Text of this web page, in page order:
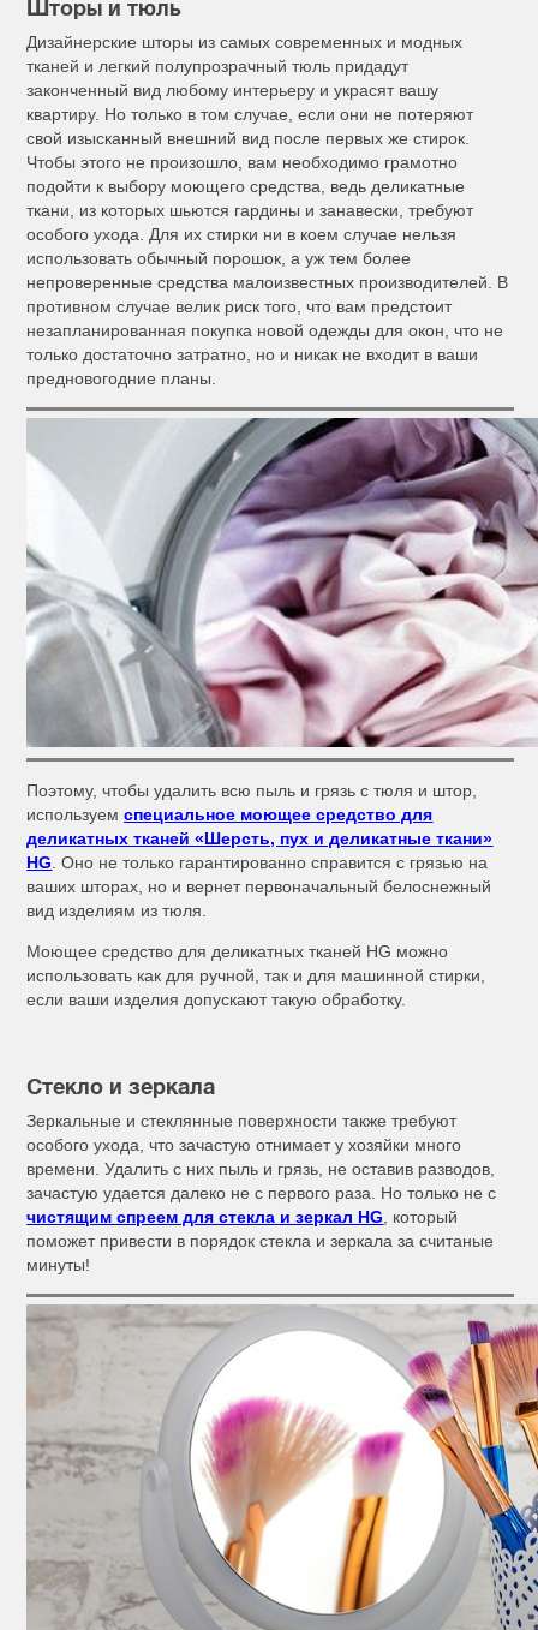
Шторы и тюль
Дизайнерские шторы из самых современных и модных
тканей и легкий полупрозрачный тюль придадут
законченный вид любому интерьеру и украсят вашу
квартиру. Но только в том случае, если они не потеряют
свой изысканный внешний вид после первых же стирок.
Чтобы этого не произошло, вам необходимо грамотно
подойти к выбору моющего средства, ведь деликатные
ткани, из которых шьются гардины и занавески, требуют
особого ухода. Для их стирки ни в коем случае нельзя
использовать обычный порошок, а уж тем более
непроверенные средства малоизвестных производителей. В
противном случае велик риск того, что вам предстоит
незапланированная покупка новой одежды для окон, что не
только достаточно затратно, но и никак не входит в ваши
предновогодние планы.
Поэтому, чтобы удалить всю пыль и грязь с тюля и штор,
используемспециальное моющее средство для
деликатных тканей «Шерсть, пух и деликатные ткани»
HG . Оно не только гарантированно справится с грязью на
ваших шторах, но и вернет первоначальный белоснежный
вид изделиям из тюля.
Моющее средство для деликатных тканей HG можно
использовать как для ручной, так и для машинной стирки,
если ваши изделия допускают такую обработку.
Стекло и зеркала
Зеркальные и стеклянные поверхности также требуют
особого ухода, что зачастую отнимает у хозяйки много
времени. Удалить с них пыль и грязь, не оставив разводов,
зачастую удается далеко не с первого раза. Но только не с
чистящим спреем для стекла и зеркал HG , который
поможет привести в порядок стекла и зеркала за считаные
минуты!